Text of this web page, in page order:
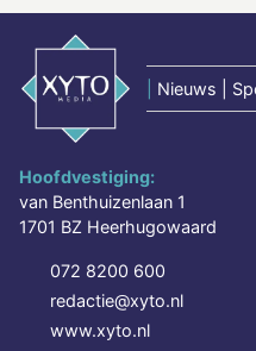
Nieuws |
Hoofdvestiging:
van Benthuizenlaan 1
1701 BZ Heerhugowaard
072 8200 600
redactie@xyto.nl
www.xyto.nl